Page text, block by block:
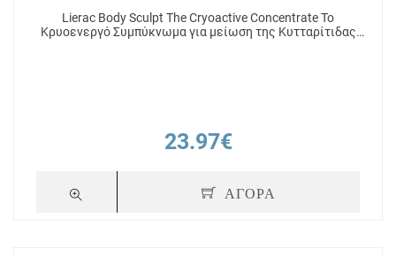
Lierac Body Sculpt The Cryoactive Concentrate Το
Κρυοενεργό Συμπύκνωμα για μείωση της Κυτταρίτιδας
23.97€
ΑΓΟΡΑ